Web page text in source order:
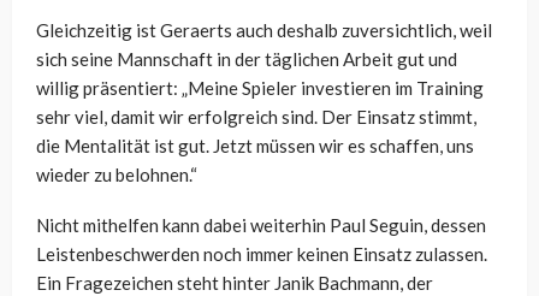
Gleichzeitig ist Geraerts auch deshalb zuversichtlich, weil
sich seine Mannschaft in der täglichen Arbeit gut und
willig präsentiert: „Meine Spieler investieren im Training
sehr viel, damit wir erfolgreich sind. Der Einsatz stimmt,
die Mentalität ist gut. Jetzt müssen wir es schaffen, uns
wieder zu belohnen.“
Nicht mithelfen kann dabei weiterhin Paul Seguin, dessen
Leistenbeschwerden noch immer keinen Einsatz zulassen.
Ein Fragezeichen steht hinter Janik Bachmann, der